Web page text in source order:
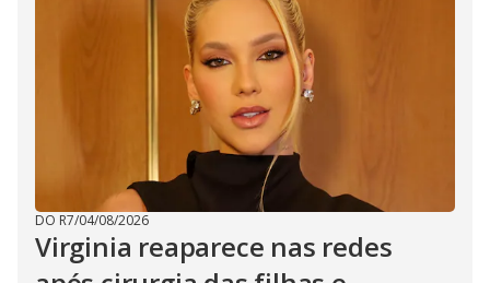
DO R7/04/08/2026
Virginia reaparece nas redes